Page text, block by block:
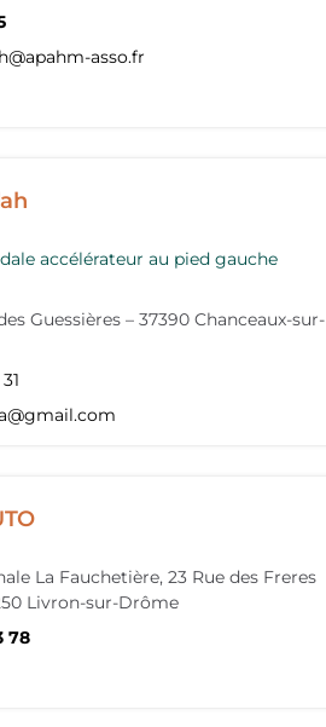
@apahm-asso.fr
accélérateur au pied gauche
Guessières – 37390 Chanceaux-sur-
@gmail.com
La Fauchetière, 23 Rue des Freres
Livron-sur-Drôme
78